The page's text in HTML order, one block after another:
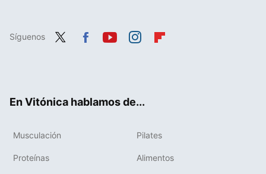
Síguenos
En Vitónica hablamos de...
Musculación Pilates
Proteínas Alimentos